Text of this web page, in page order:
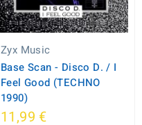
Zyx Music
Base Scan - Disco D. / I
Feel Good (TECHNO
1990)
11,99 €